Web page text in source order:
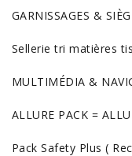
GARNISSAGES &
Sellerie tri matières
MULTIMÉDIA &
ALLURE PACK =
Pack Safety Plus (